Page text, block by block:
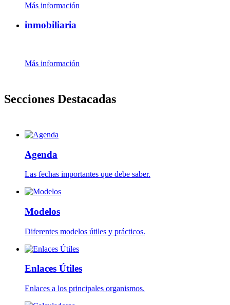
Más información
inmobiliaria
Más información
Secciones Destacadas
Agenda
Las fechas importantes que debe saber.
Modelos
Diferentes modelos útiles y prácticos.
Enlaces Útiles
Enlaces a los principales organismos.